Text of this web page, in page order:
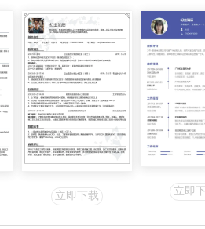
立即下载 立即